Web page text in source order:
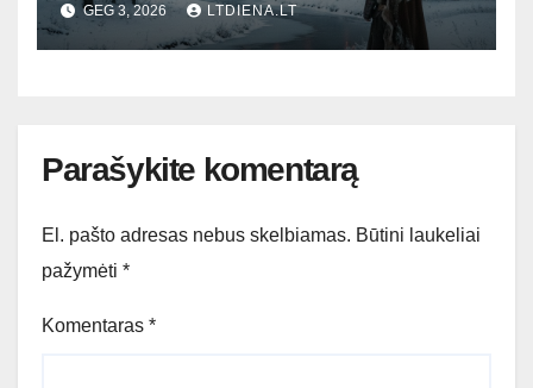
GEG 3, 2026 LTDIENA.LT
Parašykite komentarą
El. pašto adresas nebus skelbiamas. Būtini laukeliai
pažymėti *
Komentaras *